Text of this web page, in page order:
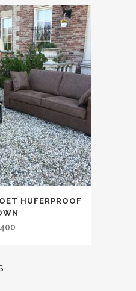
HUFERPROOF